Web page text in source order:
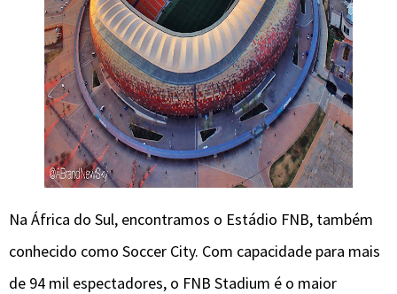
Na África do Sul, encontramos o Estádio FNB, também
conhecido como Soccer City. Com capacidade para mais
de 94 mil espectadores, o FNB Stadium é o maior